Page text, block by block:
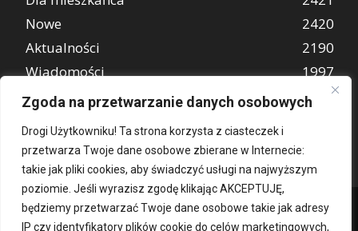
Zgoda na przetwarzanie danych osobowych
Drogi Użytkowniku! Ta strona korzysta z ciasteczek i
przetwarza Twoje dane osobowe zbierane w Internecie:
takie jak pliki cookies, aby świadczyć usługi na najwyższym
poziomie. Jeśli wyrazisz zgodę klikając AKCEPTUJĘ,
będziemy przetwarzać Twoje dane osobowe takie jak adresy
IP czy identyfikatory plików cookie do celów marketingowych,
Nowe
2420
Aktualności
2190
Wiadomości
1997
REKLAMA
849